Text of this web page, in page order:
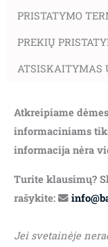
PRISTATYMO
PREKIŲ
ATSISKAITYMAS
Atkreipiame
informaciniams
informacija nėra
Turite klausimų?
rašykite:
Jei svetainėje